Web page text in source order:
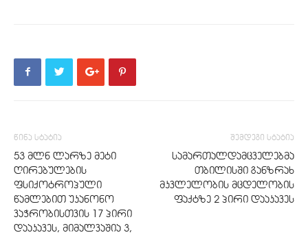
წინა სტატია
53 მლნ ლარზე მეტი
ღირებულების
ფსიქოტროპული
წამლებით უკანონო
ვაჭრობისთვის 17 პირი
დააკავეს, მიმალვაშია 3,
შემდეგი სტატია
სამართალდამცველებმა
თბილისში განზრახ
მკვლელობის მცდელობის
ფაქტზე 2 პირი დააკავეს